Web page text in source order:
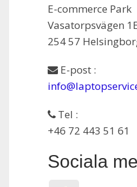
E-commerce Park
Vasatorpsvägen
254 57
E-post :
Tel :
+46 72 443 51 61
Sociala